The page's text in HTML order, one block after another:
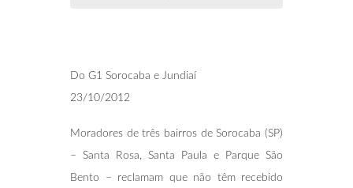
Do G1 Sorocaba e Jundiaí
23/10/2012
Moradores de três bairros de Sorocaba (SP)
– Santa Rosa, Santa Paula e Parque São
Bento – reclamam que não têm recebido